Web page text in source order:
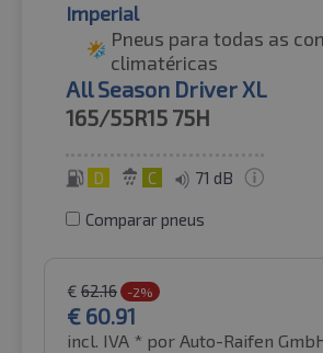
Imperial
Pneus para todas as
climatéricas
All Season Driver XL
165/55R15 75H
D C 71 dB
Comparar pneus
€ 62.16 -2%
€ 60.91
incl. IVA * por Auto-Raifen